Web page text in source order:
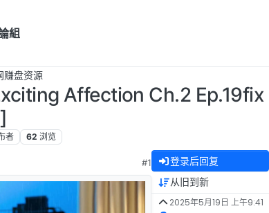
組
赚盘资源
Affection Ch.2 Ep.19fix
者 62 浏览
#1 登录后回复
从旧到新
2025年5月19日 上午9:41